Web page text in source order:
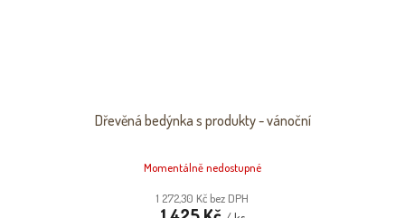
Dřevěná bedýnka s produkty - vánoční
Momentálně nedostupné
1 272,30 Kč bez DPH